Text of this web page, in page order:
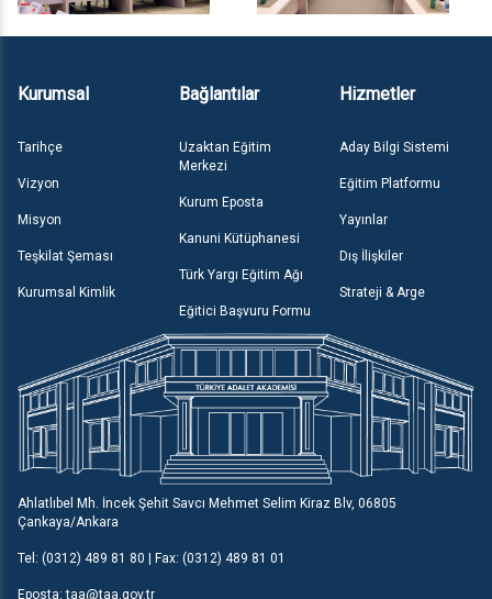
Kurumsal
Tarihçe
Vizyon
Misyon
Teşkilat Şeması
Kurumsal Kimlik
Bağlantılar
Uzaktan Eğitim
Merkezi
Kurum Eposta
Kanuni Kütüphanesi
Türk Yargı Eğitim Ağı
Eğitici Başvuru Formu
Hizmetler
Aday Bilgi Sistemi
Eğitim Platformu
Yayınlar
Dış İlişkiler
Strateji & Arge
Ahlatlıbel Mh. İncek Şehit Savcı Mehmet Selim Kiraz Blv, 06805
Çankaya/Ankara
Tel: (0312) 489 81 80 | Fax: (0312) 489 81 01
Eposta: taa@taa.gov.tr